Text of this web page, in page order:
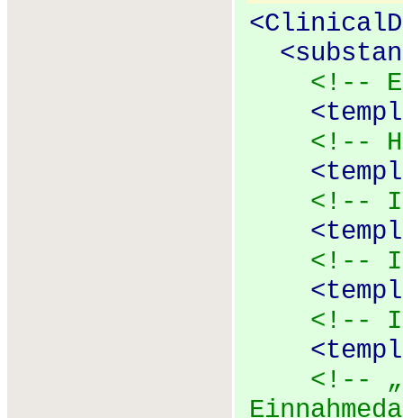
<
<
<!--
<
<!--
<
<!--
<
<!--
<
<!--
<
<!--